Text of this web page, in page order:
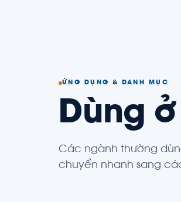
ỨNG DỤNG & DANH MỤC
Dùng
Các ngành thường
chuyển nhanh sang